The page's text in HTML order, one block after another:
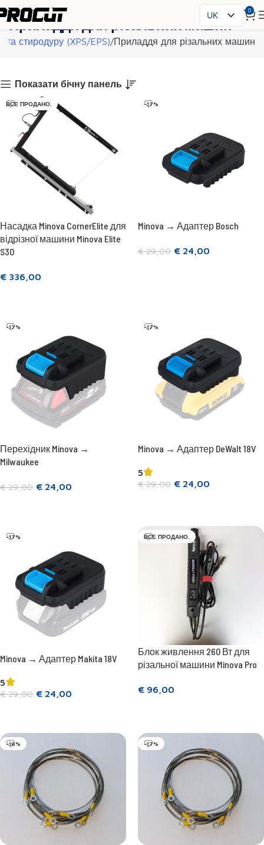
UK
IT
RO
DE
0
Приладдя для різальних машин
та стиродуру (XPS/EPS) Приладдя для різальних машин
Показати бічну панель
ВСЕ ПРОДАНО.
Насадка Minova CornerElite для
відрізної машини Minova Elite
S30
€ 336,00
-17%
Minova → Адаптер Bosch
€29,00 € 24,00
-17%
Перехідник Minova →
Milwaukee
€29,00 € 24,00
-17%
Minova → Адаптер DeWalt 18V
5
€29,00 € 24,00
-17%
Minova → Адаптер Makita 18V
5
€29,00 € 24,00
ВСЕ ПРОДАНО.
Блок живлення 260 Вт для
різальної машини Minova Pro
€ 96,00
-16% -17%